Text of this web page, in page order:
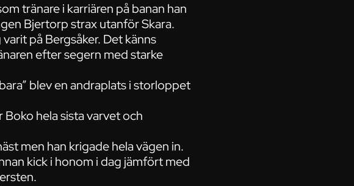
tränare i karriären på banan han
Bjertorp strax utanför Skara.
på Bergsåker. Det känns
efter segern med starke
blev en andraplats i storloppet
hela sista varvet och
men han krigade hela vägen in.
kick i honom i dag jämfört med